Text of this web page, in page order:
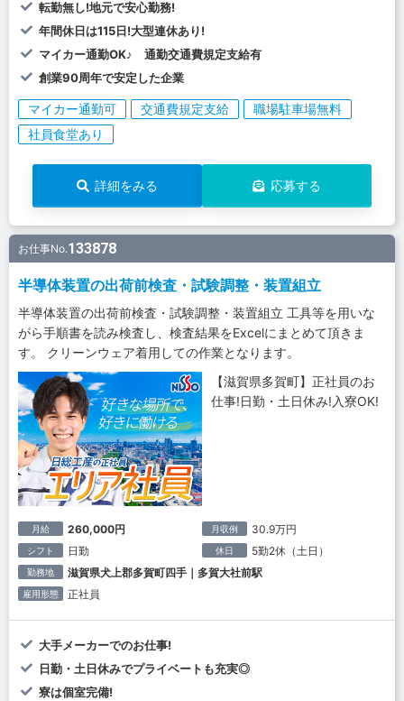
転勤無し!地元で安心勤務!
年間休日は115日!大型連休あり!
マイカー通勤OK♪ 通勤交通費規定支給有
創業90周年で安定した企業
マイカー通勤可 交通費規定支給
職場駐車場無料
社員食堂あり
詳細をみる 応募する
お仕事No.133878
半導体装置の出荷前検査・試験調整・装置組立
半導体装置の出荷前検査・試験調整・装置組立 工具等を用いな
がら手順書を読み検査し、検査結果をExcelにまとめて頂きま
す。 クリーンウェア着用しての作業となります。
【滋賀県多賀町】正社員のお
仕事!日勤・土日休み!入寮OK!
月給 260,000円 月収例 30.9万円
シフト 日勤 休日 5勤2休（土日）
勤務地 滋賀県犬上郡多賀町四手｜多賀大社前駅
雇用形態 正社員
大手メーカーでのお仕事!
日勤・土日休みでプライベートも充実◎
寮は個室完備!